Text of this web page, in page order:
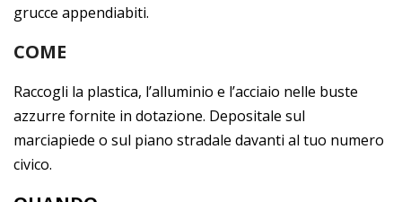
grucce appendiabiti.
COME
Raccogli la plastica, l’alluminio e l’acciaio nelle buste
azzurre fornite in dotazione. Depositale sul
marciapiede o sul piano stradale davanti al tuo numero
civico.